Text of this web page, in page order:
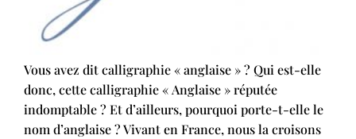
Vous avez dit calligraphie « anglaise » ? Qui est-elle
donc, cette calligraphie « Anglaise » réputée
indomptable ? Et d’ailleurs, pourquoi porte-t-elle le
nom d’anglaise ? Vivant en France, nous la croisons